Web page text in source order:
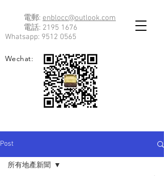
電郵: enblocc@outlook.com
電話: 2195 1676
Whatsapp: 9512 0565
Wechat:
Post
所有地產新聞